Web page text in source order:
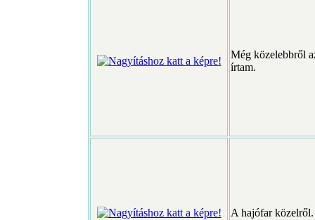
Még közelebbről
írtam.
A hajófar közelről.